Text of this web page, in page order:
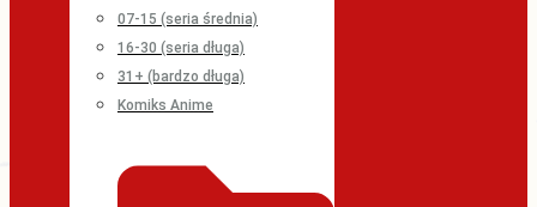
07-15 (seria średnia)
16-30 (seria długa)
31+ (bardzo długa)
Komiks Anime